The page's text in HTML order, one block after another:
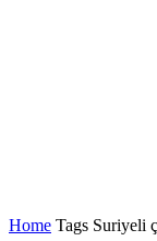
Home Tags Suriyeli